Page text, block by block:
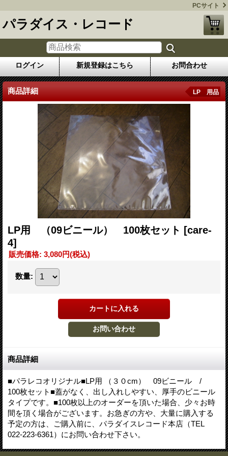
PCサイト
パラダイス・レコード
ログイン 新規登録はこちら お問合わせ
商品詳細 LP 用品
LP用 （09ビニール） 100枚セット [care-
4]
販売価格: 3,080円(税込)
数量:
商品詳細
■パラレコオリジナル■LP用 （３０cm） 09ビニール /
100枚セット■蓋がなく、出し入れしやすい、厚手のビニール
タイプです。■100枚以上のオーダーを頂いた場合、少々お時
間を頂く場合がございます。お急ぎの方や、大量に購入する
予定の方は、ご購入前に、パラダイスレコード本店（TEL
022-223-6361）にお問い合わせ下さい。